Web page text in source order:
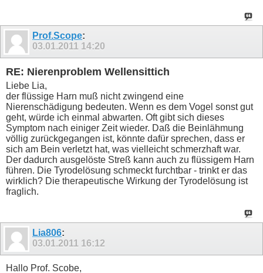
Prof.Scope:
03.01.2011 14:20
RE: Nierenproblem Wellensittich
Liebe Lia,
der flüssige Harn muß nicht zwingend eine
Nierenschädigung bedeuten. Wenn es dem Vogel sonst gut
geht, würde ich einmal abwarten. Oft gibt sich dieses
Symptom nach einiger Zeit wieder. Daß die Beinlähmung
völlig zurückgegangen ist, könnte dafür sprechen, dass er
sich am Bein verletzt hat, was vielleicht schmerzhaft war.
Der dadurch ausgelöste Streß kann auch zu flüssigem Harn
führen. Die Tyrodelösung schmeckt furchtbar - trinkt er das
wirklich? Die therapeutische Wirkung der Tyrodelösung ist
fraglich.
Lia806:
03.01.2011 16:12
Hallo Prof. Scobe,